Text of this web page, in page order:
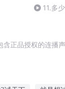
11.多
正品授权的连播